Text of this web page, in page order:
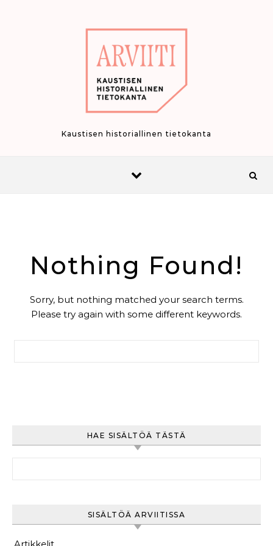
Kaustisen historiallinen tietokanta
Nothing Found!
Sorry, but nothing matched your search terms.
Please try again with some different keywords.
HAE SISÄLTÖÄ TÄSTÄ
SISÄLTÖÄ ARVIITISSA